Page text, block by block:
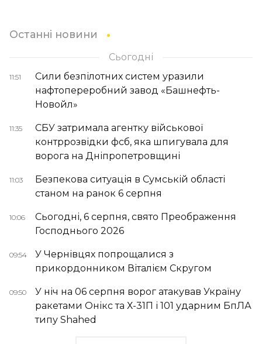
Останні новини
Сьогодні
11:51
Сили безпілотних систем уразили
нафтопереробний завод «Башнефть-
Новойл»
11:35
СБУ затримала агентку військової
контррозвідки фсб, яка шпигувала для
ворога на Дніпропетровщині
11:03
Безпекова ситуація в Сумській області
станом на ранок 6 серпня
10:06
Сьогодні, 6 серпня, свято Преображення
Господнього 2026
09:54
У Чернівцях попрощалися з
прикордонником Віталієм Скругом
09:50
У ніч на 06 серпня ворог атакував Україну
ракетами Онікс та Х-31П і 101 ударним БпЛА
типу Shahed